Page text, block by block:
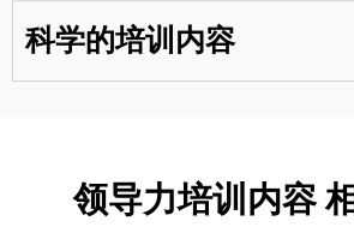
科学的培训内容
领导力培训内容